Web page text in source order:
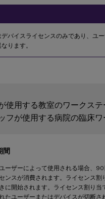
デバイスライセンスのみであり、ユ
ります。
間
ーザーによって使用される場合、
ンスが消費されます。ライセンス割
に開始されます。ライセンス割り当
たユーザーまたはデバイスが切断さ